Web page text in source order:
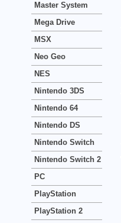
Master System
Mega Drive
MSX
Neo Geo
NES
Nintendo 3DS
Nintendo 64
Nintendo DS
Nintendo Switch
Nintendo Switch 2
PC
PlayStation
PlayStation 2